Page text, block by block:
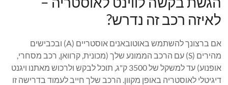
לאיזה רכב זה נדרש?
אם ברצונך להשתמש באוטובאנים אוסטריים (A) ובכבישים
מהירים (S) עם הרכב הממונע שלך (מכונית, קרוואן, רכב מסחרי,
אופנוע) עד למשקל של 3500 ק"ג, תוכל לבקש ולרכוש מאתנו ויגנט
דיגיטלי לאוסטריה באופן מקוון. הרכב שלך חייב לעמוד בדרישה זו